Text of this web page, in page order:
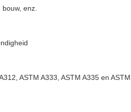
enz.
ASTM A333, ASTM A335 en